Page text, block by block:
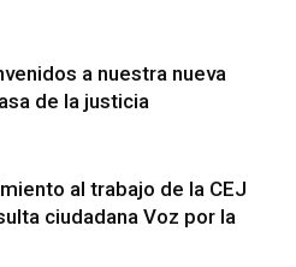
a nuestra nueva
de la justicia
al trabajo de la CEJ
ciudadana Voz por la